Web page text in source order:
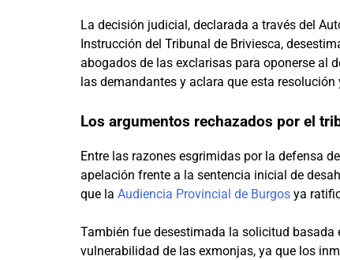
La decisión judicial, declarada a través del
Instrucción del Tribunal de Briviesca,
abogados de las exclarisas para oponerse al
las demandantes y aclara que esta resolución
Los argumentos rechazados por el
Entre las razones esgrimidas por la defensa
apelación frente a la sentencia inicial de
que la Audiencia Provincial de Burgos ya
También fue desestimada la solicitud basada
vulnerabilidad de las exmonjas, ya que los